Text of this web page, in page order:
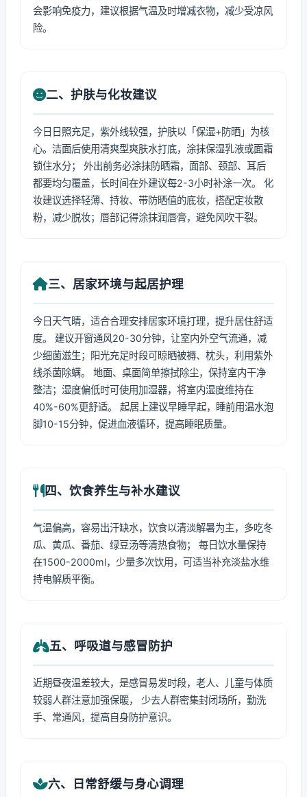
会影响免疫力，建议根据气温及时增减衣物，减少受凉风
险。
二、护肤与化妆建议
今日日照充足，紫外线较强，护肤以「保湿+防晒」为核
心。洁面后使用清爽型爽肤水打底，涂抹保湿乳液或面霜
锁住水分； 外出前务必涂抹防晒霜，面部、颈部、耳后
都要均匀覆盖，长时间在外建议每2-3小时补涂一次。 化
妆建议选择轻薄、持妆、带防晒值的底妆，搭配定妆散
粉，减少脱妆；唇部记得涂抹润唇膏，避免风吹干裂。
三、居家环境与起居护理
今日天气晴，适合合理安排居家环境打理，提升居住舒适
度。 建议开窗通风20-30分钟，让室内外空气流通，减
少细菌滋生；阳光充足时段可晾晒被褥、枕头，利用紫外
线杀菌除螨。 地面、桌面简单擦拭除尘，保持室内干净
整洁；湿度偏低时可使用加湿器，将室内湿度维持在
40%-60%更舒适。 起居上建议早睡早起，睡前用温水泡
脚10-15分钟，促进血液循环，提高睡眠质量。
四、饮食养生与补水建议
气温偏高，容易出汗缺水，饮食以清淡解暑为主，多吃冬
瓜、黄瓜、番茄、绿豆汤等清热食物； 每日饮水量保持
在1500-2000ml，少量多次饮用，可适当补充淡盐水维
持电解质平衡。
五、呼吸道与感冒防护
近期昼夜温差较大，是感冒易发时段，老人、儿童与体质
较弱人群注意加强保暖， 少去人群密集封闭场所，勤洗
手、常通风，提高自身防护意识。
六、日常舒缓与身心调理